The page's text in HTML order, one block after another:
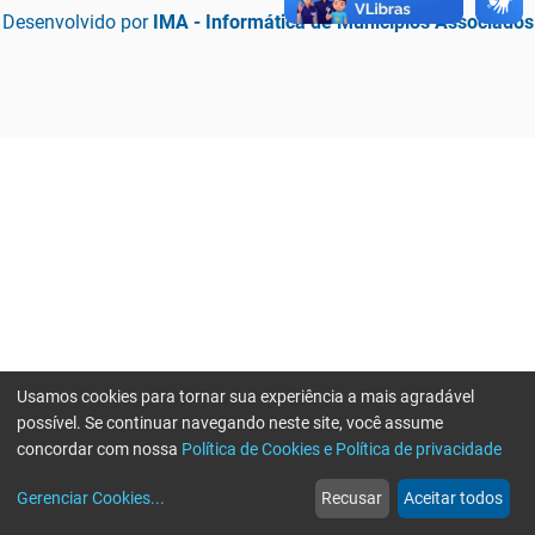
Desenvolvido por IMA - Informática de Municípios Associados
web
Notícias
more_horiz
Mais
Usamos cookies para tornar sua experiência a mais agradável
possível. Se continuar navegando neste site, você assume
concordar com nossa Política de Cookies e Política de privacidade
Gerenciar Cookies... Recusar Aceitar todos
Erro ao enviar informações, por favor tente novamente